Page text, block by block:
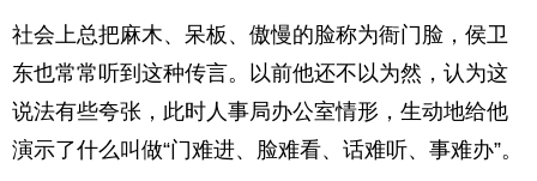
社会上总把麻木、呆板、傲慢的脸称为衙门脸，侯卫
东也常常听到这种传言。以前他还不以为然，认为这
说法有些夸张，此时人事局办公室情形，生动地给他
演示了什么叫做“门难进、脸难看、话难听、事难办”。